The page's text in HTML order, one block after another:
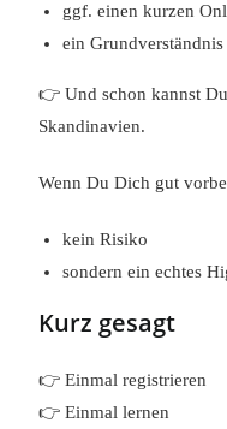
ggf. einen kurzen
ein Grundverständnis
👉 Und schon kannst
Skandinavien.
Wenn Du Dich gut
kein Risiko
sondern ein echtes
Kurz gesagt
👉 Einmal registrieren
👉 Einmal lernen